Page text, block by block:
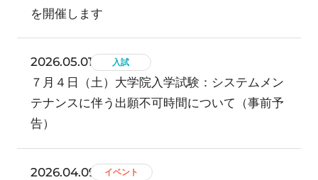
を開催します
2026.05.01 入試
７月４日（土）大学院入学試験：システムメン
テナンスに伴う出願不可時間について（事前予
告）
2026.04.09 イベント